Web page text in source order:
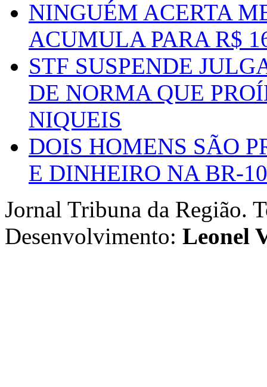
NINGUÉM ACERTA
ACUMULA PARA R$
STF SUSPENDE
DE NORMA QUE
NIQUEIS
DOIS HOMENS SÃO
E DINHEIRO NA BR-
Jornal Tribuna da Região.
Desenvolvimento: Leonel